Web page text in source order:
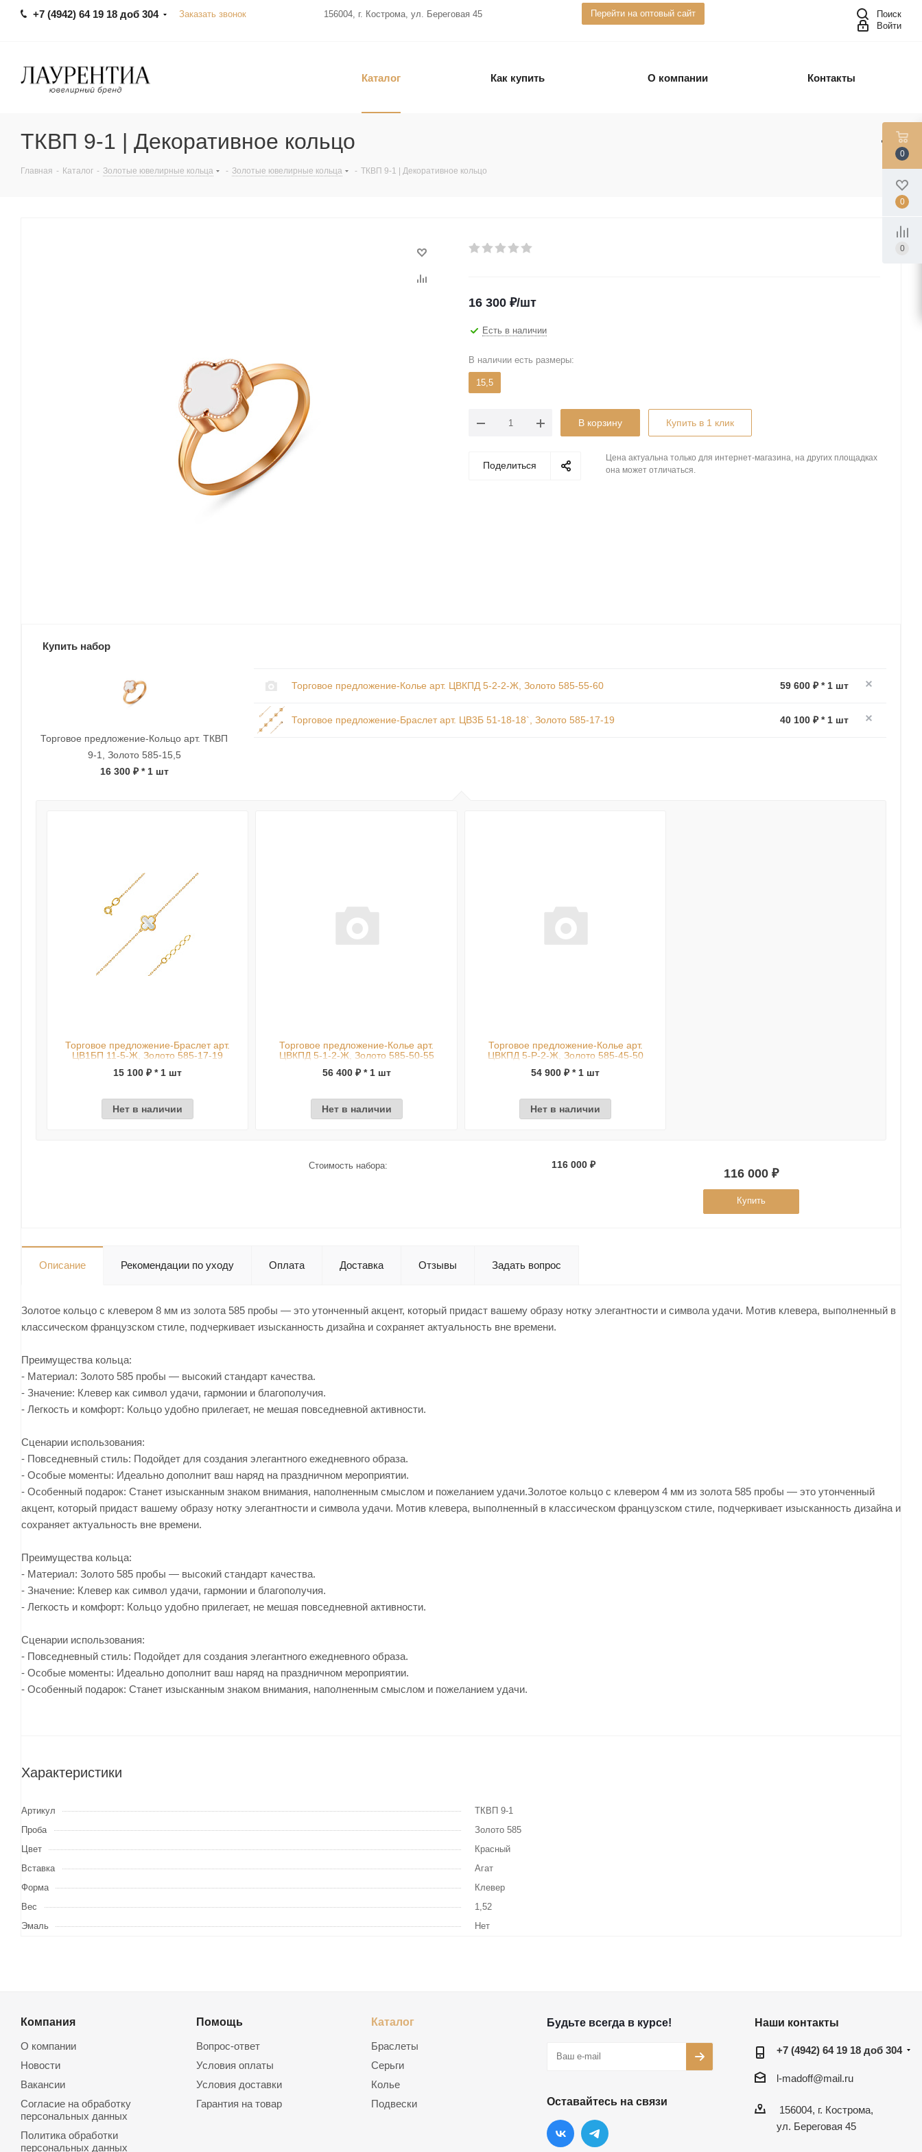
+7 (4942) 64 19 18 доб 304 Заказать звонок 156004, г. Кострома, ул. Береговая 45 Перейти на оптовый сайт
Поиск
Войти
Каталог Как купить О компании Контакты
ТКВП 9-1 | Декоративное кольцо
Главная - Каталог - Золотые ювелирные кольца - Золотые ювелирные кольца - ТКВП 9-1 | Декоративное кольцо
16 300 ₽/шт
Есть в наличии
В наличии есть размеры:
15,5
В корзину Купить в 1 клик
Поделиться
Цена актуальна только для интернет-магазина, на других площадках
она может отличаться.
Купить набор
Торговое предложение-Кольцо арт. ТКВП
9-1, Золото 585-15,5
16 300 ₽* 1 шт
Торговое предложение-Колье арт. ЦВКПД 5-2-2-Ж, Золото 585-55-60 59 600 ₽ * 1 шт
Торговое предложение-Браслет арт. ЦВ3Б 51-18-18`, Золото 585-17-19 40 100 ₽ * 1 шт
Торговое предложение-Браслет арт.
ЦВ1БП 11-5-Ж, Золото 585-17-19
15 100 ₽ * 1 шт
Нет в наличии
Торговое предложение-Колье арт.
ЦВКПД 5-1-2-Ж, Золото 585-50-55
56 400 ₽ * 1 шт
Нет в наличии
Торговое предложение-Колье арт.
ЦВКПД 5-Р-2-Ж, Золото 585-45-50
54 900 ₽ * 1 шт
Нет в наличии
Стоимость набора: 116 000 ₽
116 000 ₽
Купить
Описание Рекомендации по уходу Оплата Доставка Отзывы Задать вопрос
Золотое кольцо с клевером 8 мм из золота 585 пробы — это утонченный акцент, который придаст вашему образу нотку элегантности и символа удачи. Мотив клевера, выполненный в
классическом французском стиле, подчеркивает изысканность дизайна и сохраняет актуальность вне времени.
Преимущества кольца:
- Материал: Золото 585 пробы — высокий стандарт качества.
- Значение: Клевер как символ удачи, гармонии и благополучия.
- Легкость и комфорт: Кольцо удобно прилегает, не мешая повседневной активности.
Сценарии использования:
- Повседневный стиль: Подойдет для создания элегантного ежедневного образа.
- Особые моменты: Идеально дополнит ваш наряд на праздничном мероприятии.
- Особенный подарок: Станет изысканным знаком внимания, наполненным смыслом и пожеланием удачи.Золотое кольцо с клевером 4 мм из золота 585 пробы — это утонченный
акцент, который придаст вашему образу нотку элегантности и символа удачи. Мотив клевера, выполненный в классическом французском стиле, подчеркивает изысканность дизайна и
сохраняет актуальность вне времени.
Преимущества кольца:
- Материал: Золото 585 пробы — высокий стандарт качества.
- Значение: Клевер как символ удачи, гармонии и благополучия.
- Легкость и комфорт: Кольцо удобно прилегает, не мешая повседневной активности.
Сценарии использования:
- Повседневный стиль: Подойдет для создания элегантного ежедневного образа.
- Особые моменты: Идеально дополнит ваш наряд на праздничном мероприятии.
- Особенный подарок: Станет изысканным знаком внимания, наполненным смыслом и пожеланием удачи.
Характеристики
Артикул
ТКВП 9-1
Проба
Золото 585
Цвет
Красный
Вставка
Агат
Форма
Клевер
Вес
1,52
Эмаль
Нет
Компания
О компании
Новости
Вакансии
Согласие на обработку
персональных данных
Политика обработки
персональных данных
Помощь
Вопрос-ответ
Условия оплаты
Условия доставки
Гарантия на товар
Каталог
Браслеты
Серьги
Колье
Подвески
Будьте всегда в курсе!
Оставайтесь на связи
Наши контакты
+7 (4942) 64 19 18 доб 304
l-madoff@mail.ru
156004, г. Кострома,
ул. Береговая 45
0
0
0